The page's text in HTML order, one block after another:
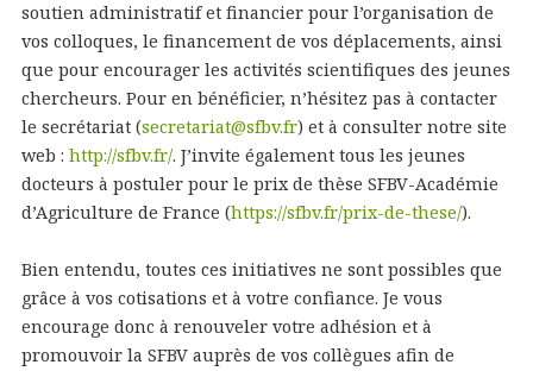
soutien administratif et financier pour l’organisation de
vos colloques, le financement de vos déplacements, ainsi
que pour encourager les activités scientifiques des jeunes
chercheurs. Pour en bénéficier, n’hésitez pas à contacter
le secrétariat (secretariat@sfbv.fr) et à consulter notre site
web : http://sfbv.fr/. J’invite également tous les jeunes
docteurs à postuler pour le prix de thèse SFBV-Académie
d’Agriculture de France (https://sfbv.fr/prix-de-these/).
Bien entendu, toutes ces initiatives ne sont possibles que
grâce à vos cotisations et à votre confiance. Je vous
encourage donc à renouveler votre adhésion et à
promouvoir la SFBV auprès de vos collègues afin de